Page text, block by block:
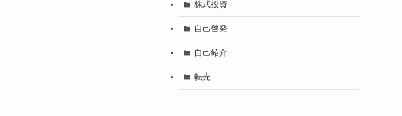
株式投資
自己啓発
自己紹介
転売